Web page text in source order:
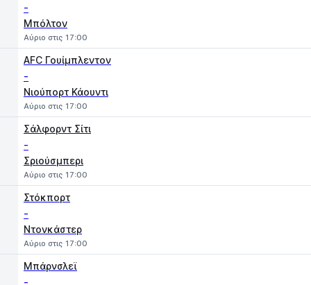
-
Μπόλτον
Αύριο στις 17:00
AFC Γουίμπλεντον
-
Νιούπορτ Κάουντι
Αύριο στις 17:00
Σάλφορντ Σίτι
-
Σριούσμπερι
Αύριο στις 17:00
Στόκπορτ
-
Ντονκάστερ
Αύριο στις 17:00
Μπάρνσλεϊ
-